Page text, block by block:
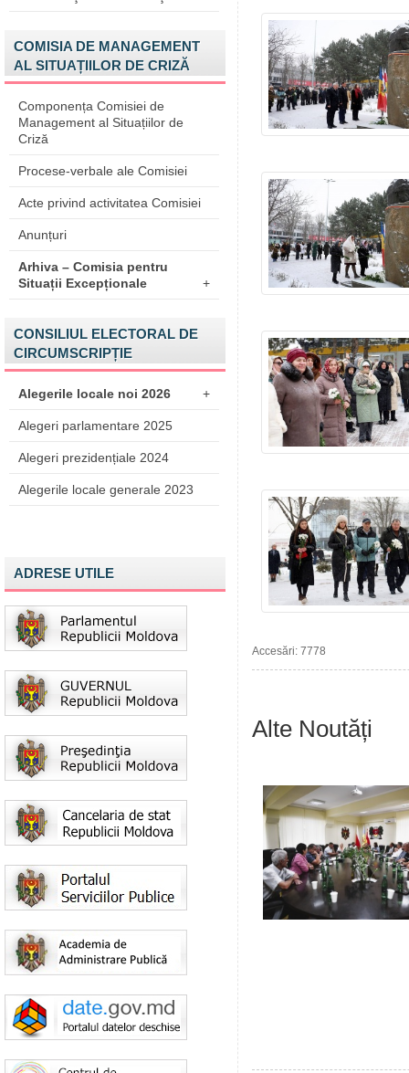
COMISIA DE MANAGEMENT
AL SITUAȚIILOR DE CRIZĂ
Componența Comisiei de
Management al Situațiilor de
Criză
Procese-verbale ale Comisiei
Acte privind activitatea Comisiei
Anunțuri
Arhiva – Comisia pentru
Situații Excepționale
+
CONSILIUL ELECTORAL DE
CIRCUMSCRIPȚIE
Alegerile locale noi 2026 +
Alegeri parlamentare 2025
Alegeri prezidențiale 2024
Alegerile locale generale 2023
ADRESE UTILE
Accesări: 7778
Alte Noutăți